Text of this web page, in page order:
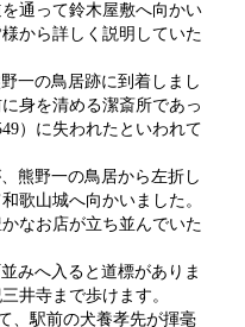
通って鈴木屋敷へ向かい
から詳しく説明していた
一の鳥居跡に到着しまし
身を清める潔斎所であっ
）に失われたといわれて
熊野一の鳥居から左折し
歌山城へ向かいました。
なお店が立ち並んでいた
みへ入ると道標がありま
三井寺まで歩けます。
、駅前の犬養孝先が揮毫